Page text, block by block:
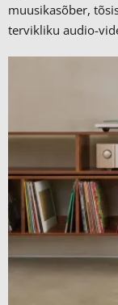
muusikasõber,
tervikliku audio-